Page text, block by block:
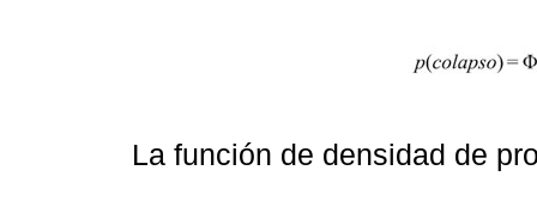
La función de densidad de